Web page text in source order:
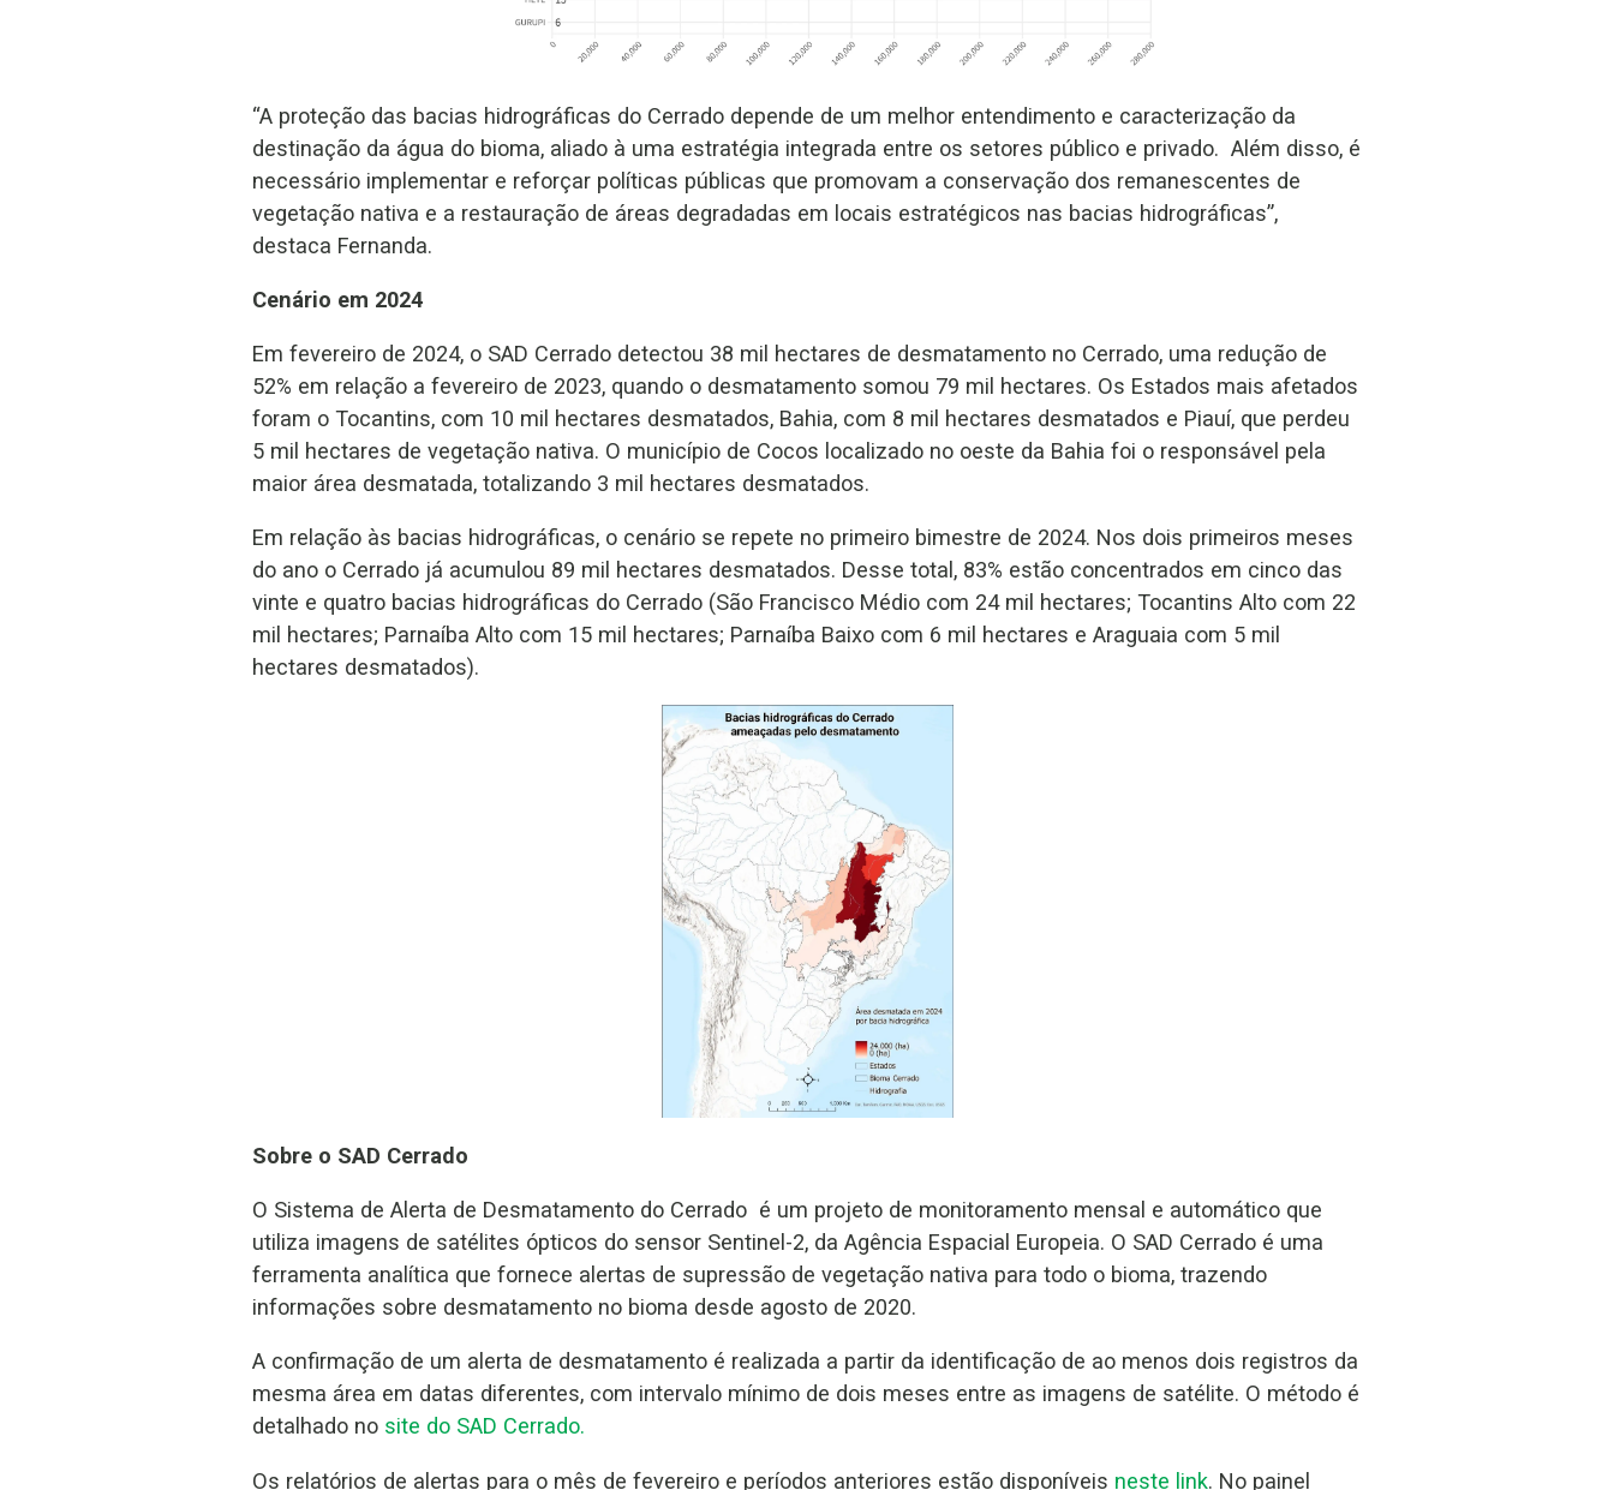
“A proteção das bacias hidrográficas do Cerrado depende de um melhor entendimento e caracterização da
destinação da água do bioma, aliado à uma estratégia integrada entre os setores público e privado. Além disso, é
necessário implementar e reforçar políticas públicas que promovam a conservação dos remanescentes de
vegetação nativa e a restauração de áreas degradadas em locais estratégicos nas bacias hidrográficas”,
destaca Fernanda.
Cenário em 2024
Em fevereiro de 2024, o SAD Cerrado detectou 38 mil hectares de desmatamento no Cerrado, uma redução de
52% em relação a fevereiro de 2023, quando o desmatamento somou 79 mil hectares. Os Estados mais afetados
foram o Tocantins, com 10 mil hectares desmatados, Bahia, com 8 mil hectares desmatados e Piauí, que perdeu
5 mil hectares de vegetação nativa. O município de Cocos localizado no oeste da Bahia foi o responsável pela
maior área desmatada, totalizando 3 mil hectares desmatados.
Em relação às bacias hidrográficas, o cenário se repete no primeiro bimestre de 2024. Nos dois primeiros meses
do ano o Cerrado já acumulou 89 mil hectares desmatados. Desse total, 83% estão concentrados em cinco das
vinte e quatro bacias hidrográficas do Cerrado (São Francisco Médio com 24 mil hectares; Tocantins Alto com 22
mil hectares; Parnaíba Alto com 15 mil hectares; Parnaíba Baixo com 6 mil hectares e Araguaia com 5 mil
hectares desmatados).
Sobre o SAD Cerrado
O Sistema de Alerta de Desmatamento do Cerrado é um projeto de monitoramento mensal e automático que
utiliza imagens de satélites ópticos do sensor Sentinel-2, da Agência Espacial Europeia. O SAD Cerrado é uma
ferramenta analítica que fornece alertas de supressão de vegetação nativa para todo o bioma, trazendo
informações sobre desmatamento no bioma desde agosto de 2020.
A confirmação de um alerta de desmatamento é realizada a partir da identificação de ao menos dois registros da
mesma área em datas diferentes, com intervalo mínimo de dois meses entre as imagens de satélite. O método é
detalhado no site do SAD Cerrado.
Os relatórios de alertas para o mês de fevereiro e períodos anteriores estão disponíveis neste link. No painel